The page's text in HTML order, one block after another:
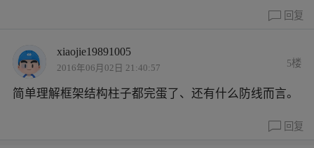
回复
xiaojie19891005
2016年06月02日 21:40:57 5楼
简单理解框架结构柱子都完蛋了、还有什么防线而言。
回复